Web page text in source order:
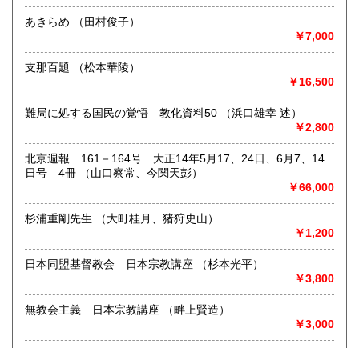
熊本県
宮崎県 970円 鹿児島県 970円
沿線名：-
営業時間：-
定休日：不定休
書籍の買取について
古い本を買取いたします。和本から明治・大正・昭和初期の
衆小説、美術書、宗教書、児童書、雑誌、写真や資料・地図
などの紙もの等は大歓迎。しっかりと査定させていただきま
す。お気軽にご相談ください。
取り扱い分野
美術工芸、国語国文、外国文学、趣味、古書一般（その他）
あきらめ （田村俊子）
￥7,000
支那百題 （松本華陵）
￥16,500
難局に処する国民の覚悟 教化資料50 （浜口雄幸 述）
￥2,800
北京週報 161－164号 大正14年5月17、24日、6月7、14
日号 4冊 （山口察常、今関天彭）
￥66,000
杉浦重剛先生 （大町桂月、猪狩史山）
￥1,200
日本同盟基督教会 日本宗教講座 （杉本光平）
￥3,800
無教会主義 日本宗教講座 （畔上賢造）
￥3,000